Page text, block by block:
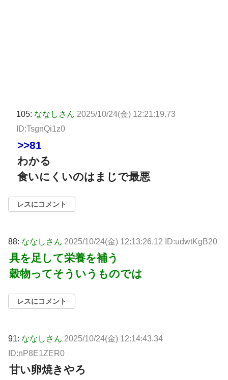
105: ななしさん 2025/10/24(金) 12:21:19.73
ID:TsgnQi1z0
>>81
わかる
食いにくいのはまじで最悪
レスにコメント
88: ななしさん 2025/10/24(金) 12:13:26.12 ID:udwtKgB20
具を足して栄養を補う
穀物ってそういうものでは
レスにコメント
91: ななしさん 2025/10/24(金) 12:14:43.34
ID:nP8E1ZER0
甘い卵焼きやろ